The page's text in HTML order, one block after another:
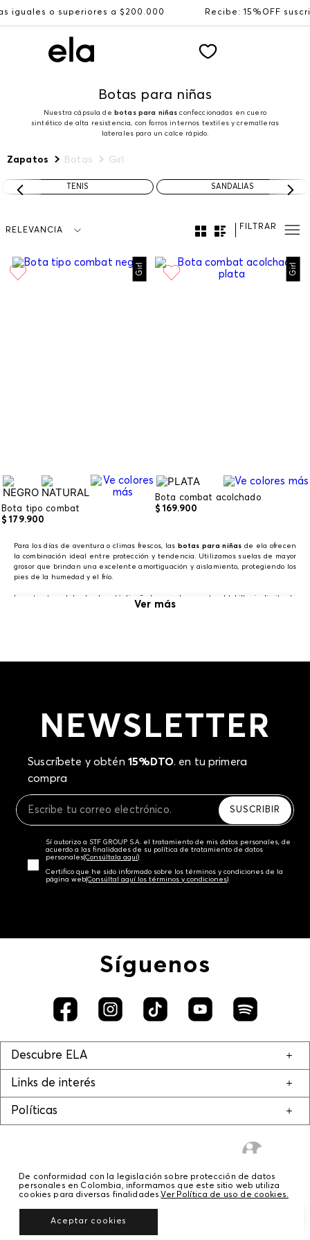
o superiores a $200.000 Recibe: 15%OFF
Botas para niñas
Nuestra cápsula de botas para niñas confeccionadas en cuero
sintético de alta resistencia, con forros internos textiles y cremalleras
laterales para un calce rápido.
Zapatos Botas Girl
TENIS SANDALIAS
RELEVANCIA FILTRAR
Girl
Bota tipo combat
$ 179.900
Girl
Bota combat acolchado
$ 169.900
Para los días de aventura o climas frescos, las botas para niñas de ela ofrecen
la combinación ideal entre protección y tendencia. Utilizamos suelas de mayor
grosor que brindan una excelente amortiguación y aislamiento, protegiendo los
pies de la humedad y el frío.
La estructura del calzado está diseñada para dar soporte al tobillo sin limitar la
flexibilidad necesaria para el juego. ¡Regálale calzado de calidad y de moda con
Ver más
NEWSLETTER
Suscríbete y obtén 15%DTO. en tu primera
compra
SUSCRIBIR
Sí autorizo a STF GROUP S.A. el tratamiento de mis datos personales, de
acuerdo a las finalidades de su política de tratamiento de datos
personales‎(Consúltala aquí)
Certifico que he sido informado sobre los términos y condiciones de la
página web‎(Consúltal aquí los términos y condiciones)
Síguenos
Descubre ELA
Links de interés
Políticas
© COPYRIGHT 2020 STF GROUP S.A. TODOS LOS DERECHOS RESERVADOS.
De conformidad con la legislación sobre protección de datos
personales en Colombia, informamos que este sitio web utiliza
cookies para diversas finalidades.Ver Política de uso de cookies.
Aceptar cookies